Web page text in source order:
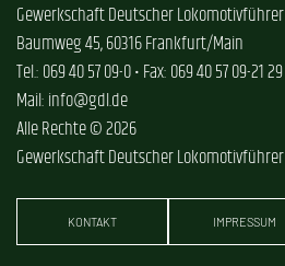
Gewerkschaft Deutscher Lokomotivführer
Baumweg 45, 60316 Frankfurt/Main
Tel.: 069 40 57 09-0 • Fax: 069 40 57 09-21 29
Mail: info@gdl.de
Alle Rechte © 2026
Gewerkschaft Deutscher Lokomotivführer
KONTAKT IMPRESSUM